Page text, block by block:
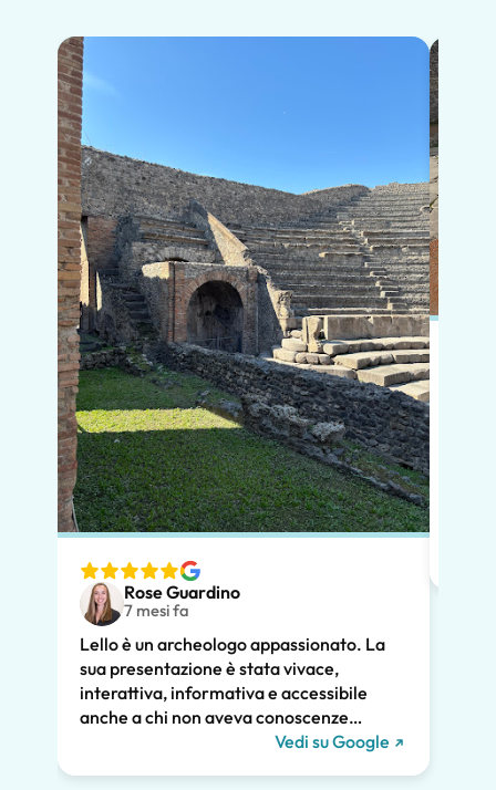
Rose Guardino
7 mesi fa
Lello è un archeologo appassionato. La
sua presentazione è stata vivace,
interattiva, informativa e accessibile
anche a chi non aveva conoscenze
pregresse. Ha trattato la storia di Pompei
Vedi su Google